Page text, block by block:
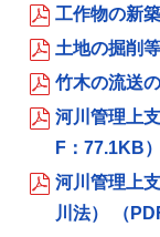
工作物の新
土地の掘削
竹木の流送
河川管理上
F：77.1KB）
河川管理上
川法） （